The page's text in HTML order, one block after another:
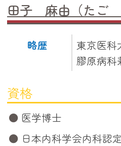
田子 麻由（たご
略歴
東京医科
膠原病科
資格
医学博士
日本内科学会内科認